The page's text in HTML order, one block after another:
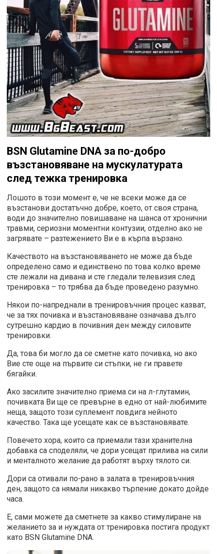
BSN Glutamine DNAза по-добро
възстановяване на мускулатурата
след тежка тренировка
Лошото в този момент е, че не всеки може да се
възстанови достатъчно добре, което, от своя страна,
води до значително повишаване на шанса от хронични
травми, сериозни моментни контузии, отделно ако не
загрявате – разтежението Ви е в кърпа вързано.
Качеството на възстановяването не може да бъде
определено само и единствено по това колко време
сте лежали на дивана и сте гледали телевизия след
тренировка – то трябва да бъде проведено разумно.
Някои по-напреднали в тренировъчния процес казват,
че за тях почивка и възстановяване означава дълго
сутрешно кардио в почивния ден между силовите
тренировки.
Да, това би могло да се сметне като почивка, но ако
Вие сте още на първите си стъпки, не ги правете
бягайки.
Ако засилите значително приема си на л-глутамин,
почивката Ви ще се превърне в едно от най-любимите
неща, защото този суплемент повдига нейното
качество. Така ще усещате как се възстановявате.
Повечето хора, които са приемали тази хранителна
добавка са споделяли, че дори усещат прилива на сили
и менталното желание да работят върху тялото си.
Дори са отивали по-рано в залата в тренировъчния
ден, защото са нямали никакво търпение докато дойде
часа.
Е, сами можете да сметнете за какво стимулиране на
желанието за и нуждата от тренировка постига продукт
като BSN Glutamine DNA.